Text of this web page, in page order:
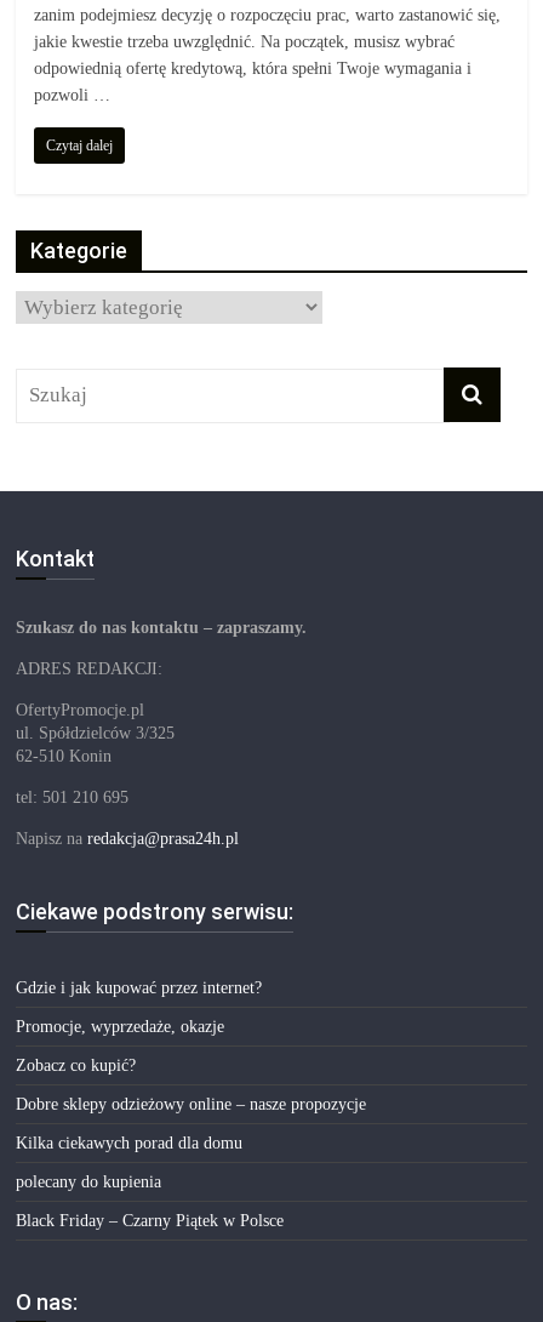
kupić,
jak
oraz
gdzie
zanim podejmiesz decyzję o rozpoczęciu prac, warto zastanowić się,
jakie kwestie trzeba uwzględnić. Na początek, musisz wybrać
odpowiednią ofertę kredytową, która spełni Twoje wymagania i
pozwoli …
Czytaj dalej
Kategorie
Kategorie
Kontakt
Szukasz do nas kontaktu – zapraszamy.
ADRES REDAKCJI:
OfertyPromocje.pl
ul. Spółdzielców 3/325
62-510 Konin
tel: 501 210 695
Napisz naredakcja@prasa24h.pl
Ciekawe podstrony serwisu:
Gdzie i jak kupować przez internet?
Promocje, wyprzedaże, okazje
Zobacz co kupić?
Dobre sklepy odzieżowy online – nasze propozycje
Kilka ciekawych porad dla domu
polecany do kupienia
Black Friday – Czarny Piątek w Polsce
O nas: